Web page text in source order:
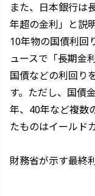
また、日本銀行は
年超の金利」と説
10年物の国債利回
ュースで「長期金
国債などの利回り
す。ただし、国債
年、40年など複数
たものはイールド
財務省が示す最終